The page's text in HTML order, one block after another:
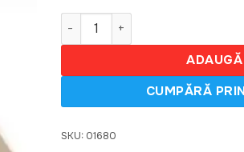
Cantitate 00, Cornier PVC
SKU: 01680